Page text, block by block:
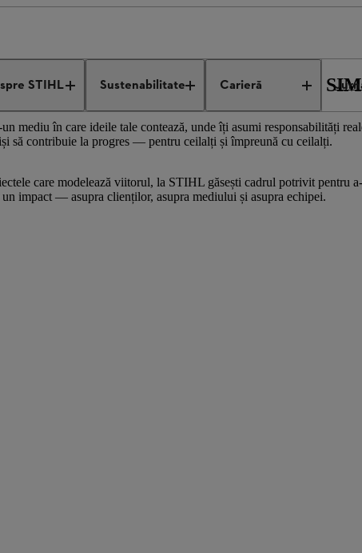
STIHL Sustenabilitate Carieră
ÎȘI DORESC MAI MULT DECÂT
mediu în care ideile tale contează, unde îți asumi responsabilități
să contribuie la progres — pentru ceilalți și împreună cu ceilalți.
care modelează viitorul, la STIHL găsești cadrul potrivit pentru
impact — asupra clienților, asupra mediului și asupra echipei.